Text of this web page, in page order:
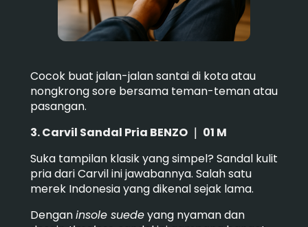
Cocok buat jalan-jalan santai di kota atau
nongkrong sore bersama teman-teman atau
pasangan.
3. Carvil Sandal Pria BENZO ｜ 01 M
Suka tampilan klasik yang simpel? Sandal kulit
pria dari Carvil ini jawabannya. Salah satu
merek Indonesia yang dikenal sejak lama.
Denganinsole suedeyang nyaman dan